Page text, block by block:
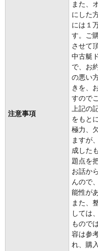
注意事項
また、
にした
には１
す。ご
させて
中古艇
で、お
の悪い
きを、
すので
上記の
をもと
極力、
ますが
成した
題点を
お話か
んので
能性が
また、
しては
もので
容は参
れ、購